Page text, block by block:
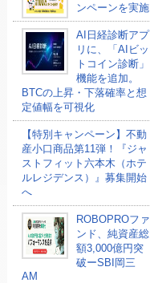
ンペーンを実施
AI日経診断アプ
リに、「AIビッ
トコイン診断」
機能を追加。
BTCの上昇・下落確率と想
定値幅を可視化
【特別キャンペーン】不動
産小口商品第11弾！『ジャ
ストフィット六本木（ホテ
ルレジデンス）』募集開始
へ
ROBOPROファ
ンド、純資産総
額3,000億円突
破ーSBI岡三
AM